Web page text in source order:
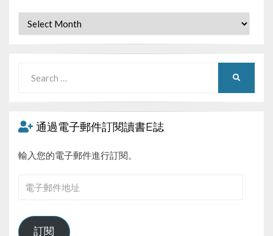
Archives
for:
通過電子郵件訂閱讀書E誌
輸入您的電子郵件進行訂閱。
件
訂閱